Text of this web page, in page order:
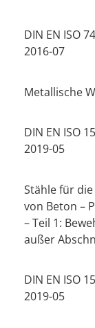
DIN EN ISO
2016-07
Metallische
DIN EN ISO
2019-05
Stähle für
von Beton –
– Teil 1:
außer
DIN EN ISO
2019-05